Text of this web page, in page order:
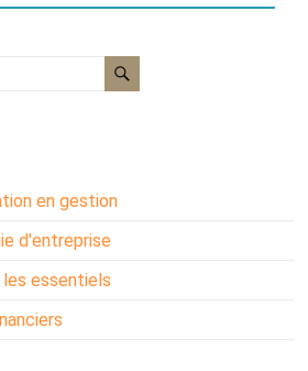
en gestion
d'entreprise
essentiels